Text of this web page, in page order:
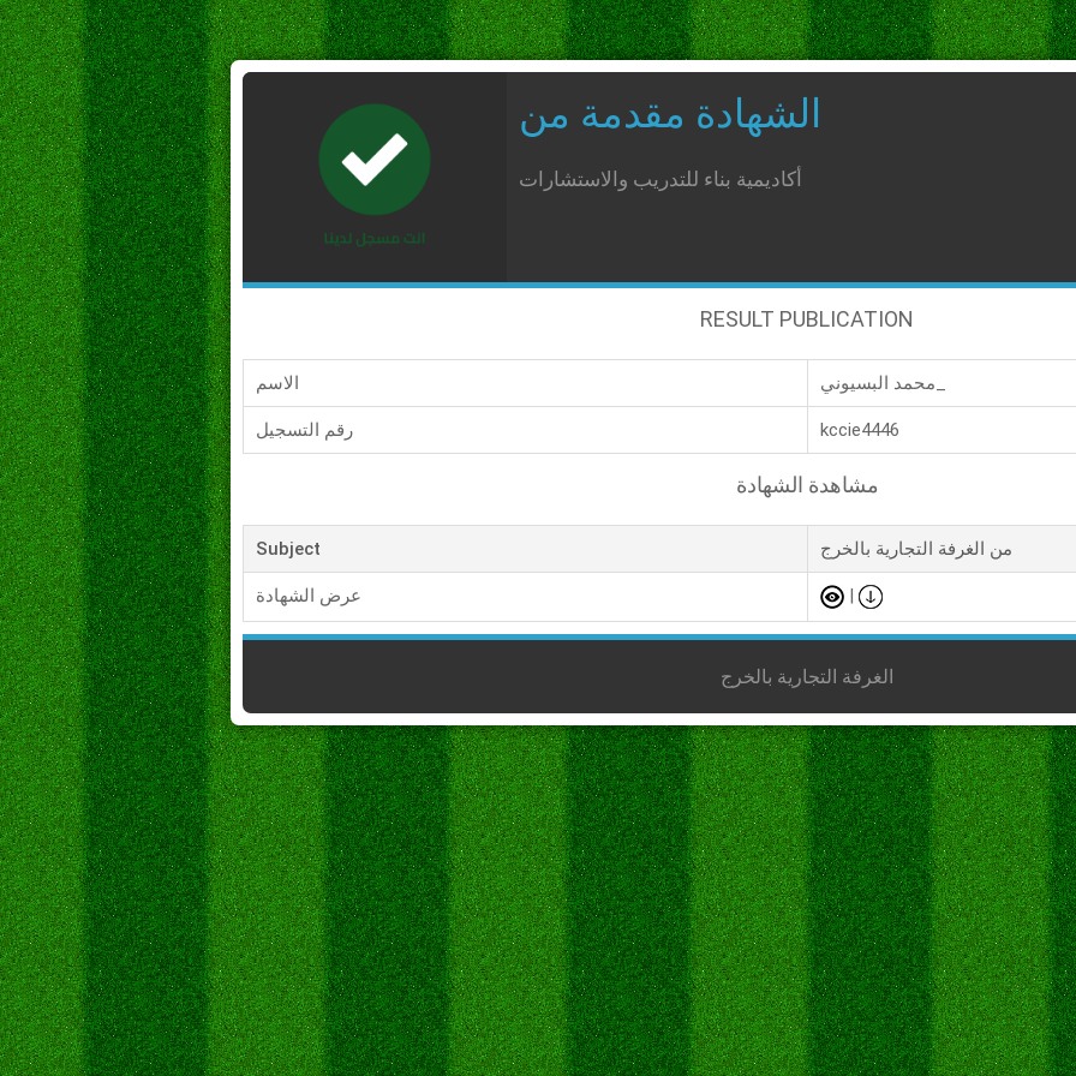
الشهادة مقدمة من
أكاديمية بناء للتدريب والاستشارات
RESULT PUBLICATION
الاسم
رقم التسجيل kccie4446
مشاهدة الشهادة
Subject من الغرفة التجارية بالخرج
عرض الشهادة |
الغرفة التجارية بالخرج